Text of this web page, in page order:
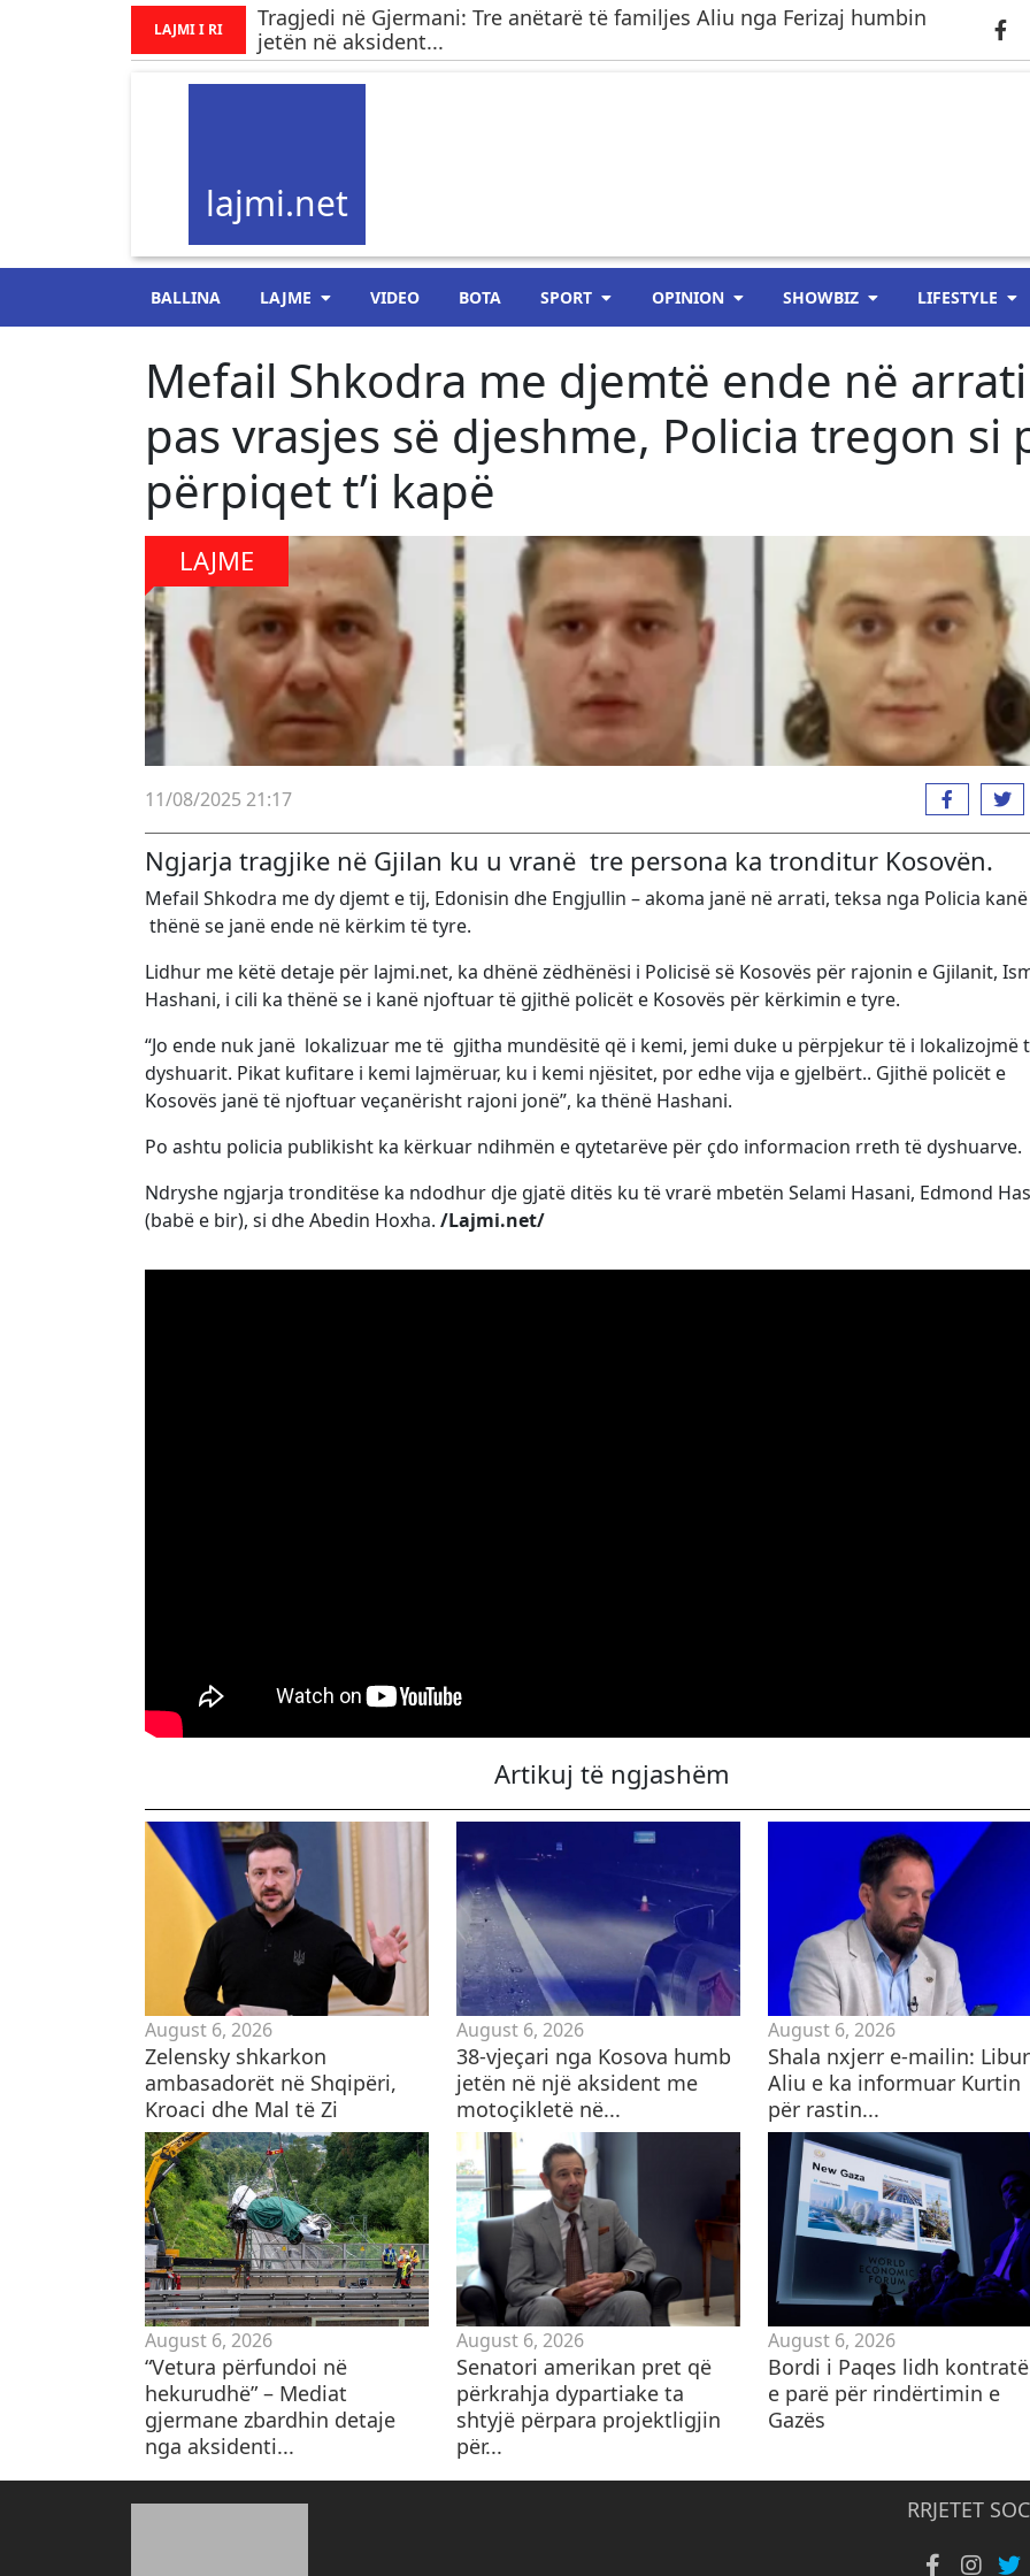
LAJMI I RI
Tragjedi në Gjermani: Tre anëtarë të familjes Aliu nga Ferizaj humbin
jetën në aksident...
lajmi.net
BALLINA LAJME VIDEO BOTA SPORT OPINION SHOWBIZ LIFESTYLE
Mefail Shkodra me djemtë ende në arrati
pas vrasjes së djeshme, Policia tregon si
përpiqet t’i kapë
LAJME
11/08/2025 21:17
Ngjarja tragjike në Gjilan ku u vranë tre persona ka tronditur Kosovën.
Mefail Shkodra me dy djemt e tij, Edonisin dhe Engjullin – akoma janë në arrati, teksa nga Policia kanë
thënë se janë ende në kërkim të tyre.
Lidhur me këtë detaje për lajmi.net, ka dhënë zëdhënësi i Policisë së Kosovës për rajonin e Gjilanit,
Hashani, i cili ka thënë se i kanë njoftuar të gjithë policët e Kosovës për kërkimin e tyre.
“Jo ende nuk janë lokalizuar me të gjitha mundësitë që i kemi, jemi duke u përpjekur të i lokalizojmë
dyshuarit. Pikat kufitare i kemi lajmëruar, ku i kemi njësitet, por edhe vija e gjelbërt.. Gjithë policët e
Kosovës janë të njoftuar veçanërisht rajoni jonë”, ka thënë Hashani.
Po ashtu policia publikisht ka kërkuar ndihmën e qytetarëve për çdo informacion rreth të dyshuarve.
Ndryshe ngjarja tronditëse ka ndodhur dje gjatë ditës ku të vrarë mbetën Selami Hasani, Edmond
(babë e bir), si dhe Abedin Hoxha. /Lajmi.net/
Artikuj të ngjashëm
August 6, 2026
Zelensky shkarkon
ambasadorët në Shqipëri,
Kroaci dhe Mal të Zi
August 6, 2026
38-vjeçari nga Kosova humb
jetën në një aksident me
motoçikletë në...
August 6, 2026
Shala nxjerr e-mailin:
Aliu e ka informuar Kurtin
për rastin...
August 6, 2026
“Vetura përfundoi në
hekurudhë” – Mediat
gjermane zbardhin detaje
nga aksidenti...
August 6, 2026
Senatori amerikan pret që
përkrahja dypartiake ta
shtyjë përpara projektligjin
për...
August 6, 2026
Bordi i Paqes lidh
e parë për rindërtimin e
Gazës
RRJETET